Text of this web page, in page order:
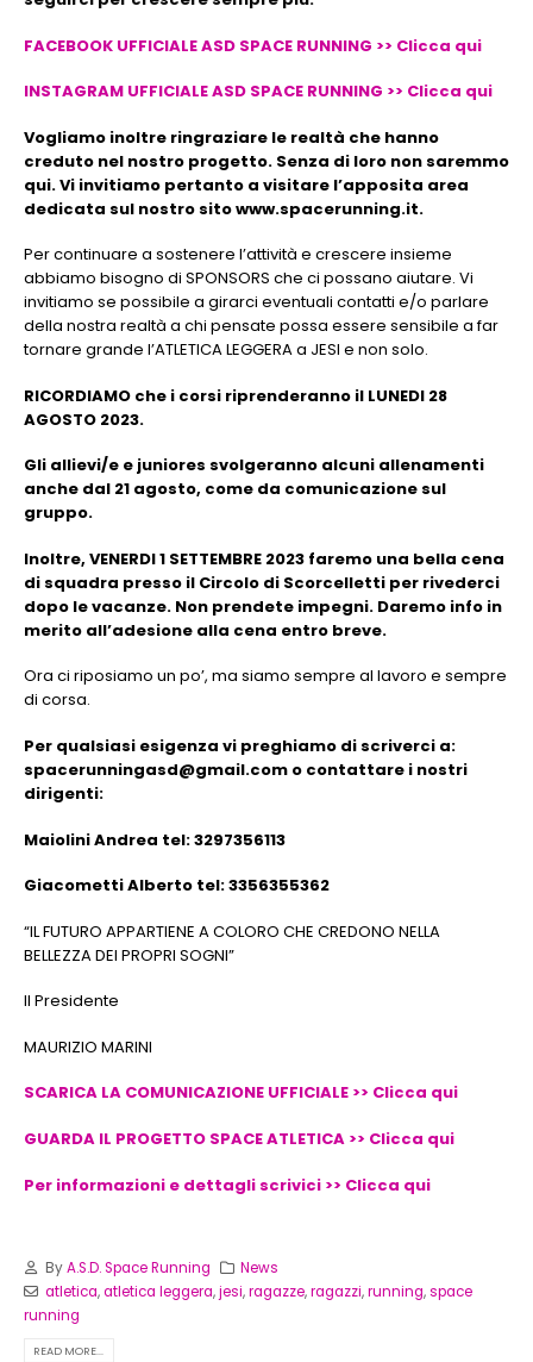
FACEBOOK UFFICIALE ASD SPACE RUNNING >> Clicca qui
INSTAGRAM UFFICIALE ASD SPACE RUNNING >> Clicca qui
Vogliamo inoltre ringraziare le realtà che hanno
creduto nel nostro progetto. Senza di loro non saremmo
qui. Vi invitiamo pertanto a visitare l’apposita area
dedicata sul nostro sito www.spacerunning.it.
Per continuare a sostenere l’attività e crescere insieme
abbiamo bisogno di SPONSORS che ci possano aiutare. Vi
invitiamo se possibile a girarci eventuali contatti e/o parlare
della nostra realtà a chi pensate possa essere sensibile a far
tornare grande l’ATLETICA LEGGERA a JESI e non solo.
RICORDIAMO che i corsi riprenderanno il LUNEDI 28
AGOSTO 2023.
Gli allievi/e e juniores svolgeranno alcuni allenamenti
anche dal 21 agosto, come da comunicazione sul
gruppo.
Inoltre, VENERDI 1 SETTEMBRE 2023 faremo una bella cena
di squadra presso il Circolo di Scorcelletti per rivederci
dopo le vacanze. Non prendete impegni. Daremo info in
merito all’adesione alla cena entro breve.
Ora ci riposiamo un po’, ma siamo sempre al lavoro e sempre
di corsa.
Per qualsiasi esigenza vi preghiamo di scriverci a:
spacerunningasd@gmail.com o contattare i nostri
dirigenti:
Maiolini Andrea tel: 3297356113
Giacometti Alberto tel: 3356355362
“IL FUTURO APPARTIENE A COLORO CHE CREDONO NELLA
BELLEZZA DEI PROPRI SOGNI”
Il Presidente
MAURIZIO MARINI
SCARICA LA COMUNICAZIONE UFFICIALE >> Clicca qui
GUARDA IL PROGETTO SPACE ATLETICA >> Clicca qui
Per informazioni e dettagli scrivici >> Clicca qui
ByA.S.D. Space Running
News
atletica,atletica leggera,jesi,ragazze,ragazzi,running,space
running
READ MORE...